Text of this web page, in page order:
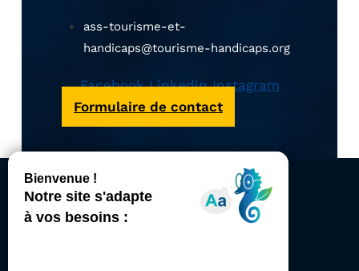
ass-tourisme-et-
handicaps@tourisme-handicaps.org
Facebook Linkedin Instagram
Formulaire de contact
ACCESSIBILITÉ
REVUE DE PRESSE
PLAN DU SITE